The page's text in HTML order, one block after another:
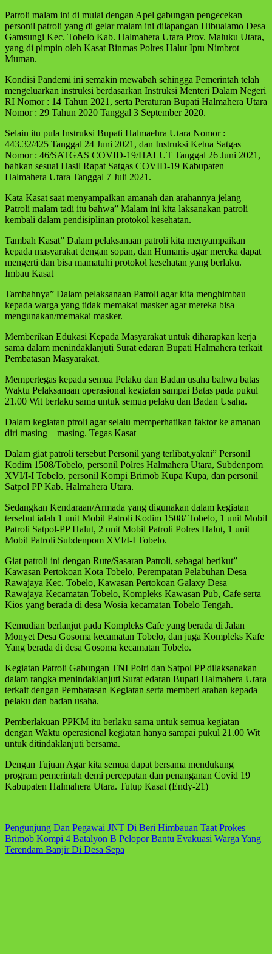
Patroli malam ini di mulai dengan Apel gabungan pengecekan
personil patroli yang di gelar malam ini dilapangan Hibualamo Desa
Gamsungi Kec. Tobelo Kab. Halmahera Utara Prov. Maluku Utara,
yang di pimpin oleh Kasat Binmas Polres Halut Iptu Nimbrot
Muman.
Kondisi Pandemi ini semakin mewabah sehingga Pemerintah telah
mengeluarkan instruksi berdasarkan Instruksi Menteri Dalam Negeri
RI Nomor : 14 Tahun 2021, serta Peraturan Bupati Halmahera Utara
Nomor : 29 Tahun 2020 Tanggal 3 September 2020.
Selain itu pula Instruksi Bupati Halmaehra Utara Nomor :
443.32/425 Tanggal 24 Juni 2021, dan Instruksi Ketua Satgas
Nomor : 46/SATGAS COVID-19/HALUT Tanggal 26 Juni 2021,
bahkan sesuai Hasil Rapat Satgas COVID-19 Kabupaten
Halmahera Utara Tanggal 7 Juli 2021.
Kata Kasat saat menyampaikan amanah dan arahannya jelang
Patroli malam tadi itu bahwa” Malam ini kita laksanakan patroli
kembali dalam pendisiplinan protokol kesehatan.
Tambah Kasat” Dalam pelaksanaan patroli kita menyampaikan
kepada masyarakat dengan sopan, dan Humanis agar mereka dapat
mengerti dan bisa mamatuhi protokol kesehatan yang berlaku.
Imbau Kasat
Tambahnya” Dalam pelaksanaan Patroli agar kita menghimbau
kepada warga yang tidak memakai masker agar mereka bisa
mengunakan/memakai masker.
Memberikan Edukasi Kepada Masyarakat untuk diharapkan kerja
sama dalam menindaklanjuti Surat edaran Bupati Halmahera terkait
Pembatasan Masyarakat.
Mempertegas kepada semua Pelaku dan Badan usaha bahwa batas
Waktu Pelaksanaan operasional kegiatan sampai Batas pada pukul
21.00 Wit berlaku sama untuk semua pelaku dan Badan Usaha.
Dalam kegiatan ptroli agar selalu memperhatikan faktor ke amanan
diri masing – masing. Tegas Kasat
Dalam giat patroli tersebut Personil yang terlibat,yakni” Personil
Kodim 1508/Tobelo, personil Polres Halmahera Utara, Subdenpom
XVI/I-I Tobelo, personil Kompi Brimob Kupa Kupa, dan personil
Satpol PP Kab. Halmahera Utara.
Sedangkan Kendaraan/Armada yang digunakan dalam kegiatan
tersebut ialah 1 unit Mobil Patroli Kodim 1508/ Tobelo, 1 unit Mobil
Patroli Satpol-PP Halut, 2 unit Mobil Patroli Polres Halut, 1 unit
Mobil Patroli Subdenpom XVI/I-I Tobelo.
Giat patroli ini dengan Rute/Sasaran Patroli, sebagai berikut”
Kawasan Pertokoan Kota Tobelo, Perempatan Pelabuhan Desa
Rawajaya Kec. Tobelo, Kawasan Pertokoan Galaxy Desa
Rawajaya Kecamatan Tobelo, Kompleks Kawasan Pub, Cafe serta
Kios yang berada di desa Wosia kecamatan Tobelo Tengah.
Kemudian berlanjut pada Kompleks Cafe yang berada di Jalan
Monyet Desa Gosoma kecamatan Tobelo, dan juga Kompleks Kafe
Yang berada di desa Gosoma kecamatan Tobelo.
Kegiatan Patroli Gabungan TNI Polri dan Satpol PP dilaksanakan
dalam rangka menindaklanjuti Surat edaran Bupati Halmahera Utara
terkait dengan Pembatasan Kegiatan serta memberi arahan kepada
pelaku dan badan usaha.
Pemberlakuan PPKM itu berlaku sama untuk semua kegiatan
dengan Waktu operasional kegiatan hanya sampai pukul 21.00 Wit
untuk ditindaklanjuti bersama.
Dengan Tujuan Agar kita semua dapat bersama mendukung
program pemerintah demi percepatan dan penanganan Covid 19
Kabupaten Halmahera Utara. Tutup Kasat (Endy-21)
Navigasi
pos
Pengunjung Dan Pegawai JNT Di Beri Himbauan Taat Prokes
Brimob Kompi 4 Batalyon B Pelopor Bantu Evakuasi Warga Yang
Terendam Banjir Di Desa Sepa